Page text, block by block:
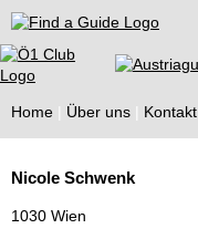
Find a Guide
Home Über uns Kontakt
Guides
Nicole Schwenk
1030 Wien